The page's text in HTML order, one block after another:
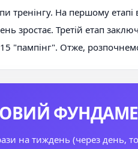
тренінгу. На першому
зростає. Третій етап
"пампінг". Отже,
на тиждень (через день,